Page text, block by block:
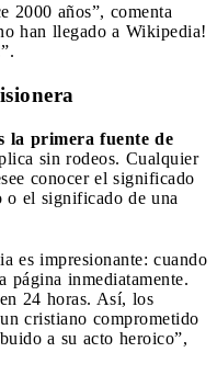
2000 años”, comenta
han llegado a Wikipedia!
la primera fuente de
sin rodeos. Cualquier
conocer el significado
o el significado de una
es impresionante: cuando
página inmediatamente.
24 horas. Así, los
cristiano comprometido
a su acto heroico”,